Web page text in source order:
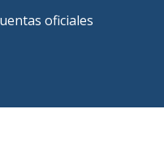
oficiales